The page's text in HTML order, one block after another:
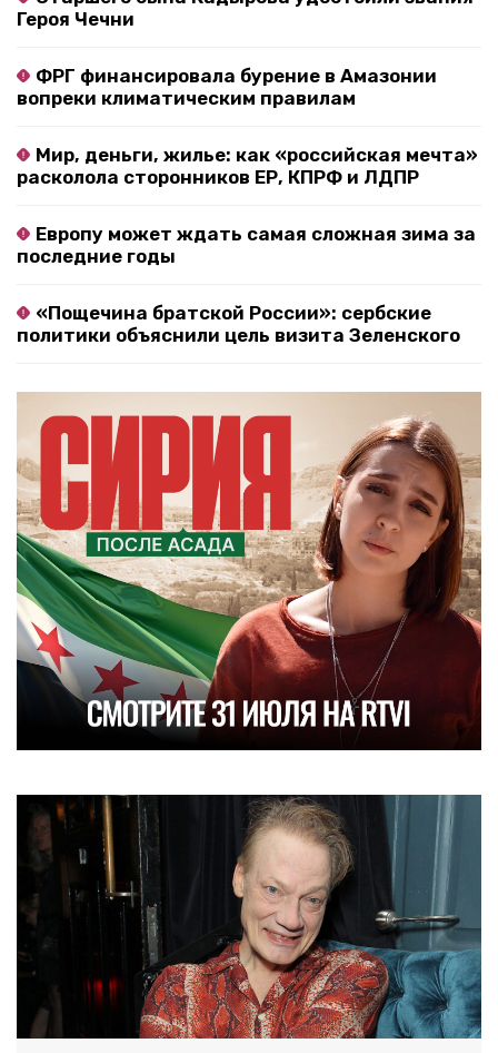
Героя Чечни
ФРГ финансировала бурение в Амазонии
вопреки климатическим правилам
Мир, деньги, жилье: как «российская мечта»
расколола сторонников ЕР, КПРФ и ЛДПР
Европу может ждать самая сложная зима за
последние годы
«Пощечина братской России»: сербские
политики объяснили цель визита Зеленского